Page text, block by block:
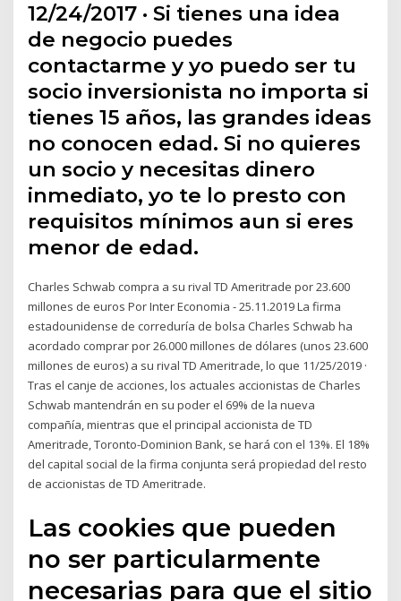
12/24/2017 · Si tienes una idea
de negocio puedes
contactarme y yo puedo ser tu
socio inversionista no importa si
tienes 15 años, las grandes ideas
no conocen edad. Si no quieres
un socio y necesitas dinero
inmediato, yo te lo presto con
requisitos mínimos aun si eres
menor de edad.
Charles Schwab compra a su rival TD Ameritrade por 23.600
millones de euros Por Inter Economia - 25.11.2019 La firma
estadounidense de correduría de bolsa Charles Schwab ha
acordado comprar por 26.000 millones de dólares (unos 23.600
millones de euros) a su rival TD Ameritrade, lo que 11/25/2019 ·
Tras el canje de acciones, los actuales accionistas de Charles
Schwab mantendrán en su poder el 69% de la nueva
compañía, mientras que el principal accionista de TD
Ameritrade, Toronto-Dominion Bank, se hará con el 13%. El 18%
del capital social de la firma conjunta será propiedad del resto
de accionistas de TD Ameritrade.
Las cookies que pueden
no ser particularmente
necesarias para que el sitio